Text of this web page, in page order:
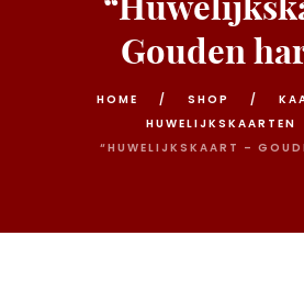
Gouden
HOME SHOP
HUWELIJKSKAARTEN
“HUWELIJKSKAART –